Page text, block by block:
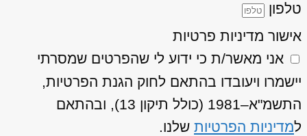
טלפון
אישור מדיניות פרטיות
אני מאשר/ת כי ידוע לי שהפרטים שמסרתי
יישמרו ויעובדו בהתאם לחוק הגנת הפרטיות,
התשמ"א–1981 (כולל תיקון 13), ובהתאם
למדיניות הפרטיות שלנו.